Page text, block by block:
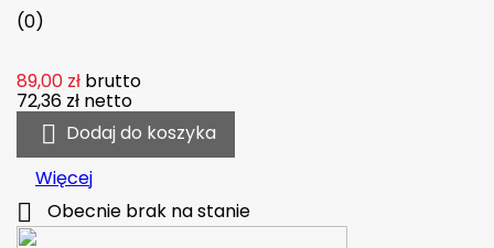
(0)
89,00 zł brutto
72,36 zł netto
 Dodaj do koszyka
Więcej
 Obecnie brak na stanie